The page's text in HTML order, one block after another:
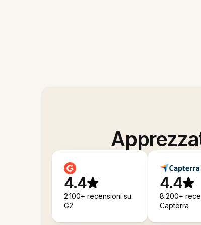
4.4
2.100+ recensioni su
G2
4.4
8.200+
Capterra